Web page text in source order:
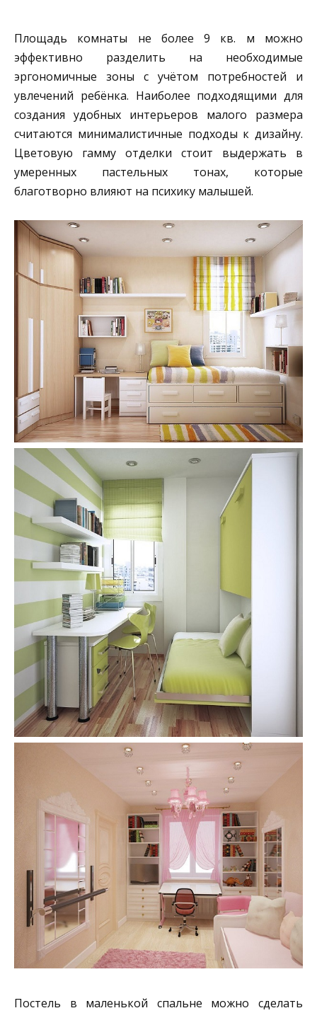
Площадь комнаты не более 9 кв. м можно
эффективно разделить на необходимые
эргономичные зоны с учётом потребностей и
увлечений ребёнка. Наиболее подходящими для
создания удобных интерьеров малого размера
считаются минималистичные подходы к дизайну.
Цветовую гамму отделки стоит выдержать в
умеренных пастельных тонах, которые
благотворно влияют на психику малышей.
Постель в маленькой спальне можно сделать